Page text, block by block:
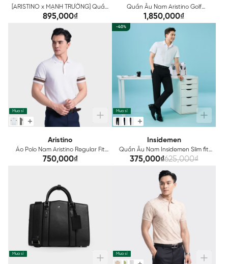
[ARISTINO x MẠNH TRƯỜNG] Quần
âu Nam Aristino ATR0100Z
895,000₫
Quần Âu Nam Aristino Golf
ATRG120Z
1,850,000₫
Mua sỉ
Aristino
Áo Polo Nam Aristino Regular Fit
APS606AZ
750,000₫
-40%
Mua sỉ
Insidemen
Quần Âu Nam Insidemen Slim fit
ITR03603
375,000₫625,000₫
Mua sỉ Mua sỉ